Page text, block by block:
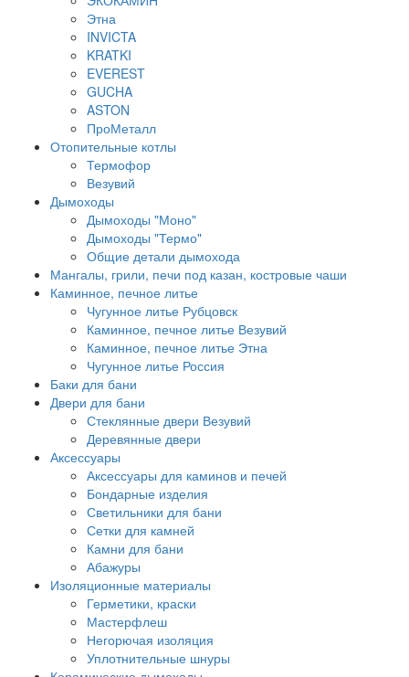
Этна
INVICTA
KRATKI
EVEREST
GUCHA
ASTON
ПроМеталл
Отопительные котлы
Термофор
Везувий
Дымоходы
Дымоходы "Моно"
Дымоходы "Термо"
Общие детали дымохода
Мангалы, грили, печи под казан, костровые чаши
Каминное, печное литье
Чугунное литье Рубцовск
Каминное, печное литье Везувий
Каминное, печное литье Этна
Чугунное литье Россия
Баки для бани
Двери для бани
Стеклянные двери Везувий
Деревянные двери
Аксессуары
Аксессуары для каминов и печей
Бондарные изделия
Светильники для бани
Сетки для камней
Камни для бани
Абажуры
Изоляционные материалы
Герметики, краски
Мастерфлеш
Негорючая изоляция
Уплотнительные шнуры